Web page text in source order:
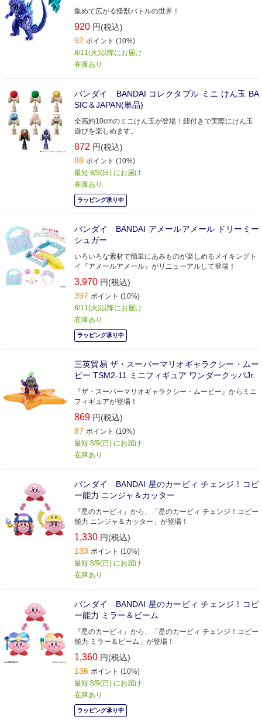
集めて広がる怪獣バトルの世界！
920 円(税込)
92 ポイント (10%)
8/11(火)以降にお届け
在庫あり
バンダイ BANDAI コレクタブル ミニ けん玉 BA
SIC＆JAPAN(単品)
全高約10cmのミニけん玉が登場！紐付きで実際にけん玉
遊びを楽しめます。
872 円(税込)
88 ポイント (10%)
最短 8/9(日) にお届け
在庫あり
ラッピング承り中
バンダイ BANDAI アメールアメール ドリーミー
シュガー
いろいろな素材で簡単にあみものが楽しめるメイキングト
イ『アメールアメール』がリニューアルして登場！
3,970 円(税込)
397 ポイント (10%)
8/11(火)以降にお届け
在庫あり
ラッピング承り中
三英貿易 ザ・スーパーマリオギャラクシー・ムー
ビー TSM2-11 ミニフィギュア ワンダークッパJr.
『ザ・スーパーマリオギャラクシー・ムービー』からミニ
フィギュアが登場！
869 円(税込)
87 ポイント (10%)
最短 8/9(日) にお届け
在庫あり
バンダイ BANDAI 星のカービィ チェンジ！コピ
ー能力 ニンジャ＆カッター
『星のカービィ』から、「星のカービィ チェンジ！コピー
能力 ニンジャ＆カッター」が登場！
1,330 円(税込)
133 ポイント (10%)
最短 8/9(日) にお届け
在庫あり
バンダイ BANDAI 星のカービィ チェンジ！コピ
ー能力 ミラー＆ビーム
『星のカービィ』から、「星のカービィ チェンジ！コピー
能力 ミラー＆ビーム」が登場！
1,360 円(税込)
136 ポイント (10%)
最短 8/9(日) にお届け
在庫あり
ラッピング承り中